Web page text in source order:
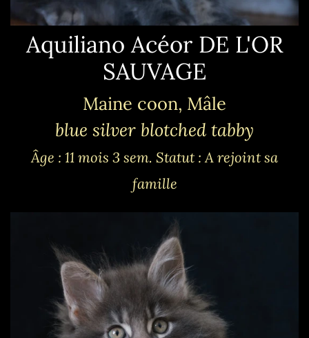
Aquiliano Acéor DE L'OR
SAUVAGE
Maine coon, Mâle
blue silver blotched tabby
Âge : 11 mois 3 sem. Statut : A rejoint sa
famille